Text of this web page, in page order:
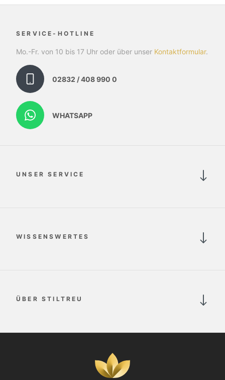
SERVICE-HOTLINE
Mo.-Fr. von 10 bis 17 Uhr oder über unser Kontaktformular.
02832 / 408 990 0
WHATSAPP
UNSER SERVICE
WISSENSWERTES
ÜBER STILTREU